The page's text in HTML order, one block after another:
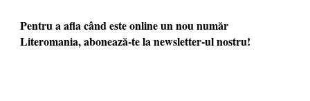
Pentru a afla când este online un nou număr
Literomania, abonează-te la newsletter-ul nostru!